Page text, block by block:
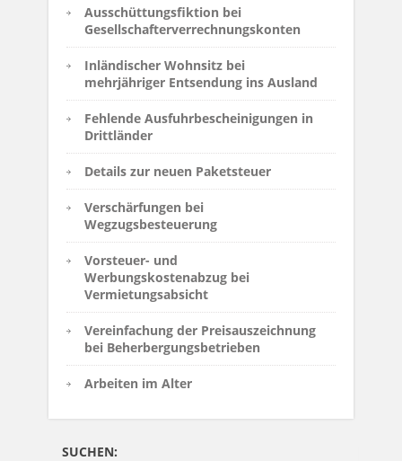
Ausschüttungsfiktion bei
Gesellschafterverrechnungskonten
Inländischer Wohnsitz bei
mehrjähriger Entsendung ins Ausland
Fehlende Ausfuhrbescheinigungen in
Drittländer
Details zur neuen Paketsteuer
Verschärfungen bei
Wegzugsbesteuerung
Vorsteuer- und
Werbungskostenabzug bei
Vermietungsabsicht
Vereinfachung der Preisauszeichnung
bei Beherbergungsbetrieben
Arbeiten im Alter
SUCHEN: